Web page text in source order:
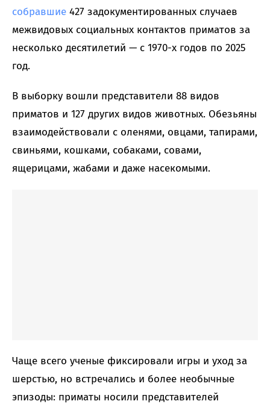
собравшие 427 задокументированных случаев
межвидовых социальных контактов приматов за
несколько десятилетий — с 1970-х годов по 2025
год.
В выборку вошли представители 88 видов
приматов и 127 других видов животных. Обезьяны
взаимодействовали с оленями, овцами, тапирами,
свиньями, кошками, собаками, совами,
ящерицами, жабами и даже насекомыми.
Чаще всего ученые фиксировали игры и уход за
шерстью, но встречались и более необычные
эпизоды: приматы носили представителей